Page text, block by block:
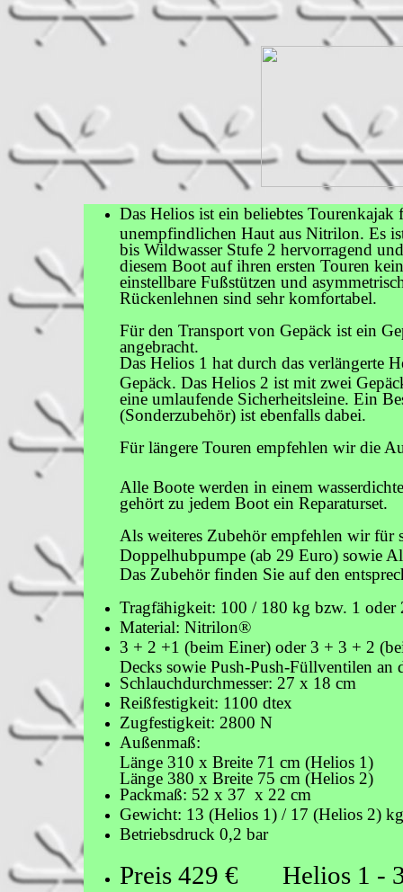
Das Helios ist ein beliebtes
unempfindlichen Haut aus Nitrilon. Es
bis Wildwasser Stufe 2 hervorragend
diesem Boot auf ihren ersten Touren
einstellbare Fußstützen und
Rückenlehnen sind sehr komfortabel.
Für den Transport von Gepäck ist ein
angebracht.
Das Helios 1 hat durch das verlängerte
Gepäck. Das Helios 2 ist mit zwei
eine umlaufende Sicherheitsleine. Ein
(Sonderzubehör) ist ebenfalls dabei.
Für längere Touren empfehlen wir die
Alle Boote werden in einem
gehört zu jedem Boot ein Reparaturset.
Als weiteres Zubehör empfehlen wir für
Doppelhubpumpe (ab 29 Euro) sowie
Das Zubehör finden Sie auf den
Tragfähigkeit: 100 / 180 kg bzw. 1 oder
Material: Nitrilon®
3 + 2 +1 (beim Einer) oder 3 + 3 + 2
Decks sowie Push-Push-Füllventilen an
Schlauchdurchmesser: 27 x 18 cm
Reißfestigkeit: 1100 dtex
Zugfestigkeit: 2800 N
Außenmaß:
Länge 310 x Breite 71 cm (Helios 1)
Länge 380 x Breite 75 cm (Helios 2)
Packmaß: 52 x 37 x 22 cm
Gewicht: 13 (Helios 1) / 17 (Helios 2) kg
Betriebsdruck 0,2 bar
Preis 429 € Helios 1 -